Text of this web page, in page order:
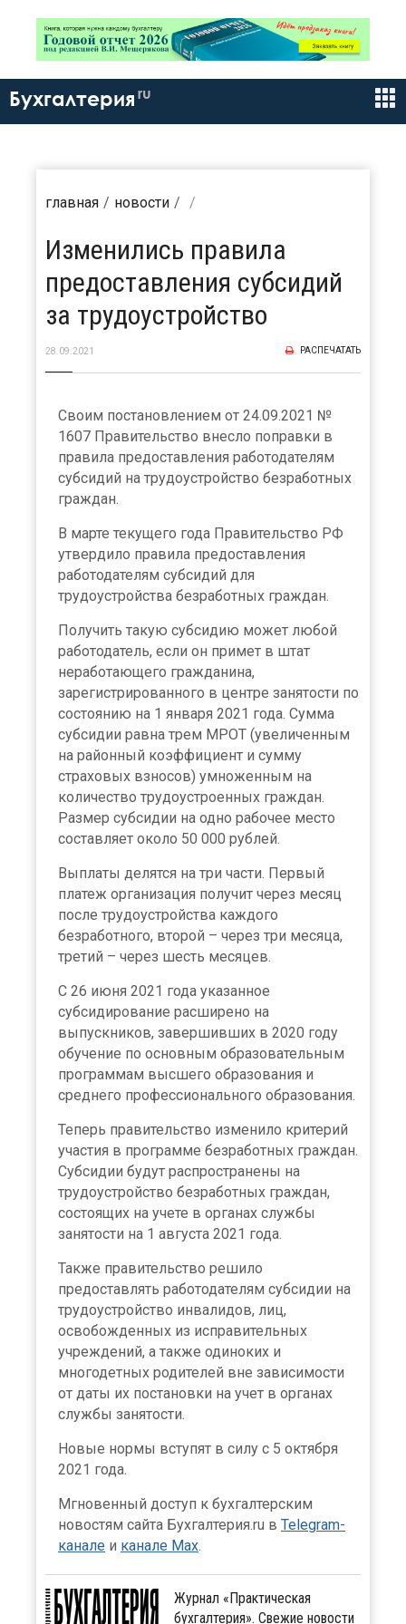
Бухгалтерия ru
главная новости
Изменились правила
предоставления субсидий
за трудоустройство
28.09.2021 РАСПЕЧАТАТЬ
Своим постановлением от 24.09.2021 №
1607 Правительство внесло поправки в
правила предоставления работодателям
субсидий на трудоустройство безработных
граждан.
В марте текущего года Правительство РФ
утвердило правила предоставления
работодателям субсидий для
трудоустройства безработных граждан.
Получить такую субсидию может любой
работодатель, если он примет в штат
неработающего гражданина,
зарегистрированного в центре занятости по
состоянию на 1 января 2021 года. Сумма
субсидии равна трем МРОТ (увеличенным
на районный коэффициент и сумму
страховых взносов) умноженным на
количество трудоустроенных граждан.
Размер субсидии на одно рабочее место
составляет около 50 000 рублей.
Выплаты делятся на три части. Первый
платеж организация получит через месяц
после трудоустройства каждого
безработного, второй – через три месяца,
третий – через шесть месяцев.
С 26 июня 2021 года указанное
субсидирование расширено на
выпускников, завершивших в 2020 году
обучение по основным образовательным
программам высшего образования и
среднего профессионального образования.
Теперь правительство изменило критерий
участия в программе безработных граждан.
Субсидии будут распространены на
трудоустройство безработных граждан,
состоящих на учете в органах службы
занятости на 1 августа 2021 года.
Также правительство решило
предоставлять работодателям субсидии на
трудоустройство инвалидов, лиц,
освобожденных из исправительных
учреждений, а также одиноких и
многодетных родителей вне зависимости
от даты их постановки на учет в органах
службы занятости.
Новые нормы вступят в силу с 5 октября
2021 года.
Мгновенный доступ к бухгалтерским
новостям сайта Бухгалтерия.ru в Telegram-
канале и канале Max.
Журнал «Практическая
бухгалтерия». Свежие новости